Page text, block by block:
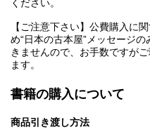
ください。
【ご注意下さい】公費購入に
め“日本の古本屋”メッセージ
きませんので、お手数ですが
ます。
書籍の購入について
商品引き渡し方法